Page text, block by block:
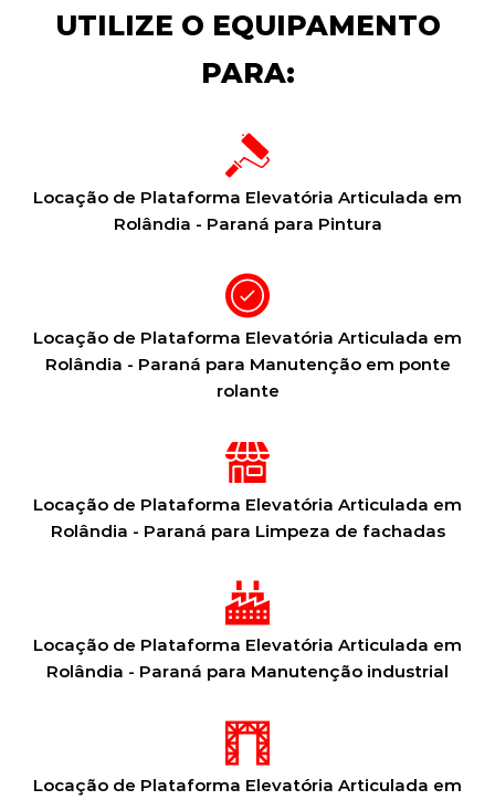
UTILIZE O EQUIPAMENTO
PARA:
Locação de Plataforma Elevatória Articulada em
Rolândia - Paraná para Pintura
Locação de Plataforma Elevatória Articulada em
Rolândia - Paraná para Manutenção em ponte
rolante
Locação de Plataforma Elevatória Articulada em
Rolândia - Paraná para Limpeza de fachadas
Locação de Plataforma Elevatória Articulada em
Rolândia - Paraná para Manutenção industrial
Locação de Plataforma Elevatória Articulada em